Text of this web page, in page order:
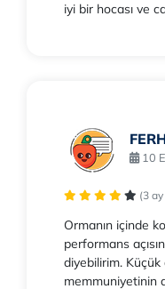
iyi bir hocası ve
10
(3
Ormanın içinde
performans
diyebilirim.
memmuniyetinin